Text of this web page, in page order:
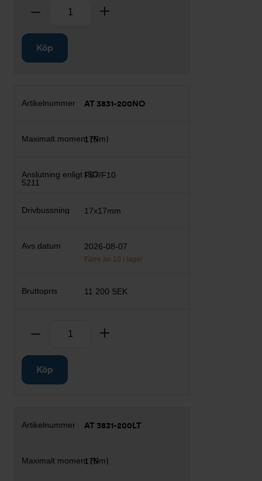
Ta bort
Köp
AT 3831-200NO
175
F07/F10
17x17mm
2026-08-07
Färre än 10 i lager
11 200 SEK
Ta bort
Köp
AT 3831-200LT
175